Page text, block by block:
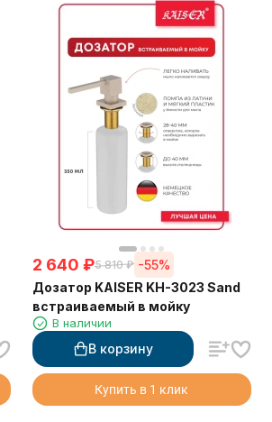
2 640 ₽5 810 ₽ -55%
Дозатор KAISER KH-3023 Sand
встраиваемый в мойку
В наличии
В корзину
Купить в 1 клик